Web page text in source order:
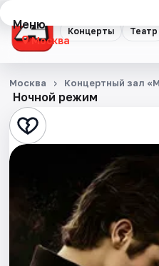
Концерты Театр
Меню
Москва
Концерты
Театр
Стендап
Квесты
Экскурсии
Ночной режим
Москва Концертный зал